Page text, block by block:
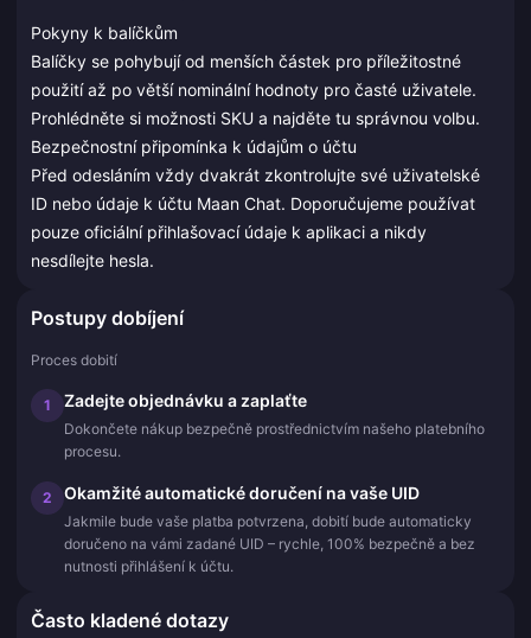
Pokyny k balíčkům
Balíčky se pohybují od menších částek pro příležitostné
použití až po větší nominální hodnoty pro časté uživatele.
Prohlédněte si možnosti SKU a najděte tu správnou volbu.
Bezpečnostní připomínka k údajům o účtu
Před odesláním vždy dvakrát zkontrolujte své uživatelské
ID nebo údaje k účtu Maan Chat. Doporučujeme používat
pouze oficiální přihlašovací údaje k aplikaci a nikdy
nesdílejte hesla.
Postupy dobíjení
Proces dobití
1 Zadejte objednávku a zaplaťte
Dokončete nákup bezpečně prostřednictvím našeho platebního
procesu.
2 Okamžité automatické doručení na vaše UID
Jakmile bude vaše platba potvrzena, dobití bude automaticky
doručeno na vámi zadané UID – rychle, 100% bezpečně a bez
nutnosti přihlášení k účtu.
Často kladené dotazy